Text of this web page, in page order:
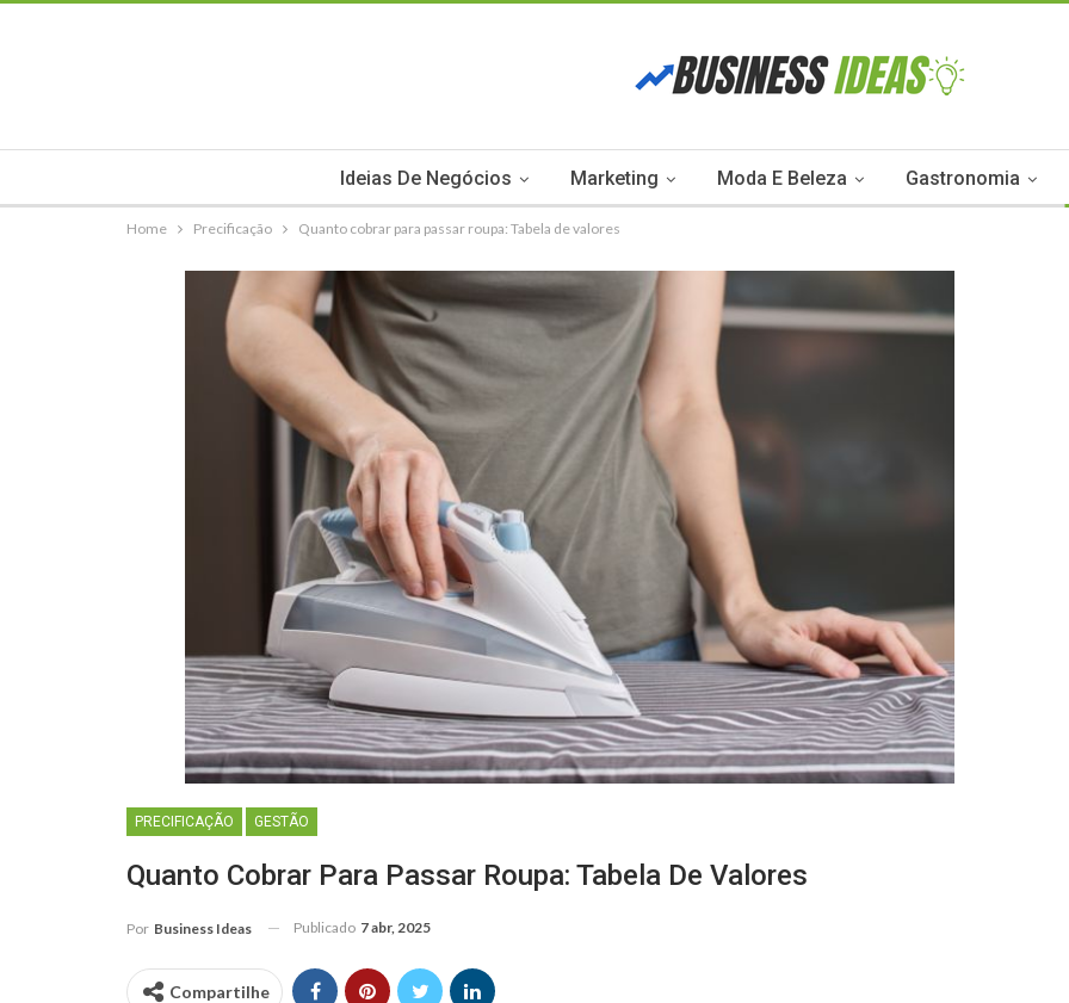
Ideias De Negócios Marketing Moda E Beleza Gastronomia
Home Precificação Quanto cobrar para passar roupa: Tabela de valores
PRECIFICAÇÃO GESTÃO
Quanto Cobrar Para Passar Roupa: Tabela De Valores
Por Business Ideas Publicado 7 abr, 2025
Compartilhe